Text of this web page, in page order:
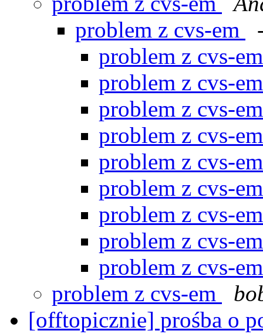
problem z cvs-em
problem z cvs-
problem z cvs-
problem z cvs-
problem z cvs-
problem z cvs-
problem z cvs-
problem z cvs-
problem z cvs-
problem z cvs-
problem z cvs-em
[offtopicznie] prośba o